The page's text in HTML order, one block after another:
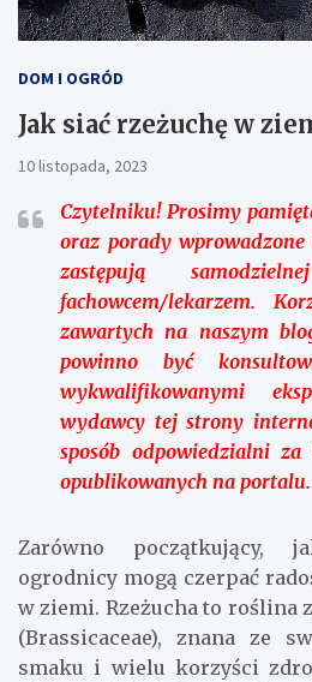
DOM I OGRÓD
Jak siać rzeżuchę w
10 listopada, 2023
Czytelniku!Prosimy
oraz porady
zastępują
fachowcem/lekarzem.
zawartych na naszym
powinno być
wykwalifikowanymi
wydawcy tej strony
sposób odpowiedzialni
opublikowanych na portalu.
Zarówno początkujący,
ogrodnicy mogą czerpać
w ziemi. Rzeżucha to roślina
(Brassicaceae), znana ze
smaku i wielu korzyści